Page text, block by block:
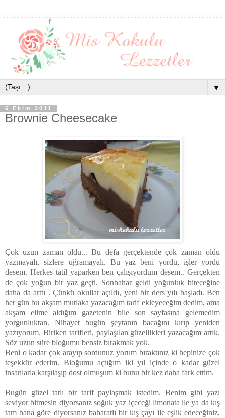
▼
6 Ekim 2011
Brownie Cheesecake
Çok uzun zaman oldu... Bu defa gerçektende çok zaman oldu
yazmayalı, sizlere uğramayalı. Bu yaz beni yordu, işler yordu
desem. Herkes tatil yaparken ben çalışıyordum desem.. Gerçekten
de çok yoğun bir yaz geçti. Sonbahar geldi yoğunluk biteceğine
daha da arttı . Çünkü okullar açıldı, yeni bir ders yılı başladı. Ben
her gün bu akşam mutlaka yazacağım tarif ekleyeceğim dedim, ama
akşam elime aldığım gazetenin bile son sayfasına gelemedim
yorgunluktan. Nihayet bugün şeytanın bacağını kırıp yeniden
yazıyorum. Biriken tarifleri, paylaşılan güzellikleri yazacağım artık.
Söz uzun süre bloğumu bensiz bırakmak yok.
Beni o kadar çok arayıp sordunuz yorum bıraktınız ki hepinize çok
teşekkür ederim. Bloğumu açtığım iki yıl içinde o kadar güzel
insanlarla karşılaşıp dost olmuşum ki bunu bir kez daha fark ettim.
Bugün güzel tatlı bir tarif paylaşmak istedim. Benim gibi yazı
seviyor bitmesin diyorsanız soğuk yaz içeceği limonata ile ya da kış
tam bana göre diyorsanız baharatlı bir kış çayı ile eşlik edeceğiniz,